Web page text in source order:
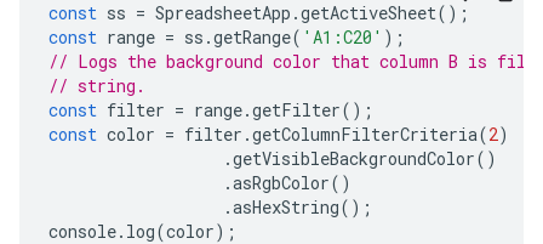
const ss = SpreadsheetApp .getActiveSheet();
const range = ss .getRange( 'A1:C20' );
// Logs the background color that column B is
// string.
const filter = range.getFilter();
const color = filter .getColumnFilterCriteria(2)
.getVisibleBackgroundColor()
.asRgbColor()
.asHexString();
console. log(color);